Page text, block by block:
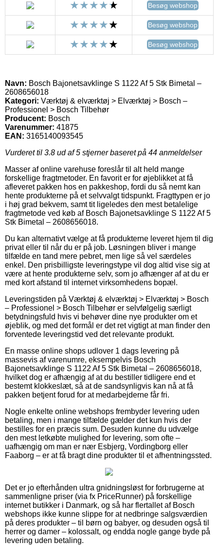
Besøg webshop
Besøg webshop
Besøg webshop
Navn: Bosch Bajonetsavklinge S 1122 Af 5 Stk Bimetal –
2608656018
Kategori: Værktøj & elværktøj > Elværktøj > Bosch –
Professionel > Bosch Tilbehør
Producent: Bosch
Varenummer: 41875
EAN: 3165140093545
Vurderet til 3.8 ud af 5 stjerner baseret på 44 anmeldelser
Masser af online varehuse foreslår til alt held mange
forskellige fragtmetoder. En favorit er for øjeblikket at få
afleveret pakken hos en pakkeshop, fordi du så nemt kan
hente produkterne på et selvvalgt tidspunkt. Fragttypen er jo
i høj grad bekvem, samt tit ligeledes den mest betalelige
fragtmetode ved køb af Bosch Bajonetsavklinge S 1122 Af 5
Stk Bimetal – 2608656018.
Du kan alternativt vælge at få produkterne leveret hjem til dig
privat eller til når du er på job. Løsningen bliver i mange
tilfælde en tand mere pebret, men lige så vel særdeles
enkel. Den prisbilligste leveringstype vil dog altid vise sig at
være at hente produkterne selv, som jo afhænger af at du er
med kort afstand til internet virksomhedens bopæl.
Leveringstiden på Værktøj & elværktøj > Elværktøj > Bosch
– Professionel > Bosch Tilbehør er selvfølgelig særligt
betydningsfuld hvis vi behøver dine nye produkter om et
øjeblik, og med det formål er det ret vigtigt at man finder den
forventede leveringstid ved det relevante produkt.
En masse online shops udlover 1 dags levering på
massevis af varenumre, eksempelvis Bosch
Bajonetsavklinge S 1122 Af 5 Stk Bimetal – 2608656018,
hvilket dog er afhængig af at du bestiller tidligere end et
bestemt klokkeslæt, så at de sandsynligvis kan nå at få
pakken betjent forud for at medarbejderne får fri.
Nogle enkelte online webshops frembyder levering uden
betaling, men i mange tilfælde gælder det kun hvis der
bestilles for en præcis sum. Desuden kunne du udvælge
den mest letkøbte mulighed for levering, som ofte –
uafhængig om man er nær Esbjerg, Vordingborg eller
Faaborg – er at få bragt dine produkter til et afhentningssted.
Det er jo efterhånden ultra gnidningsløst for forbrugerne at
sammenligne priser (via fx PriceRunner) på forskellige
internet butikker i Danmark, og så har flertallet af Bosch
webshops ikke kunne slippe for at nedbringe salgsværdien
på deres produkter – til børn og babyer, og desuden også til
herrer og damer – kolossalt, og endda nogle gange byde på
levering uden betaling.